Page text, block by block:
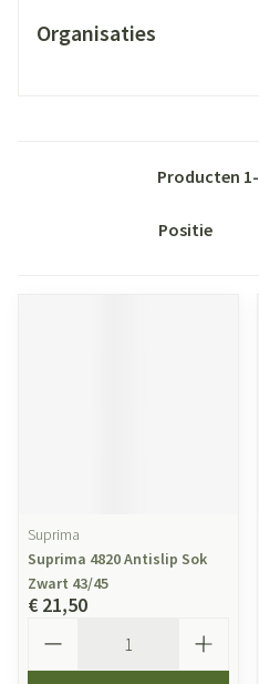
Organisaties
Producten 1-
Sorteer op:
Suprima
Suprima 4820 Antislip Sok
Zwart 43/45
€ 21,50